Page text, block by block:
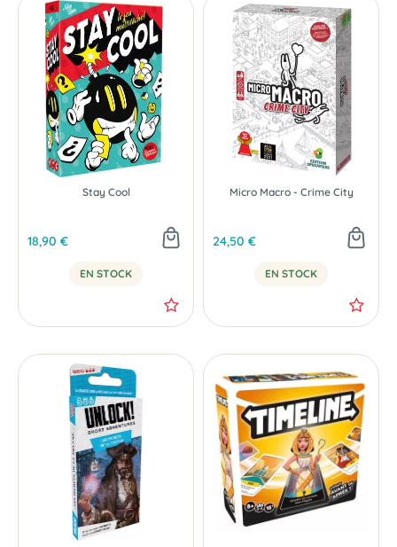
Stay Cool
18,90 €
EN STOCK
Micro Macro - Crime City
24,50 €
EN STOCK